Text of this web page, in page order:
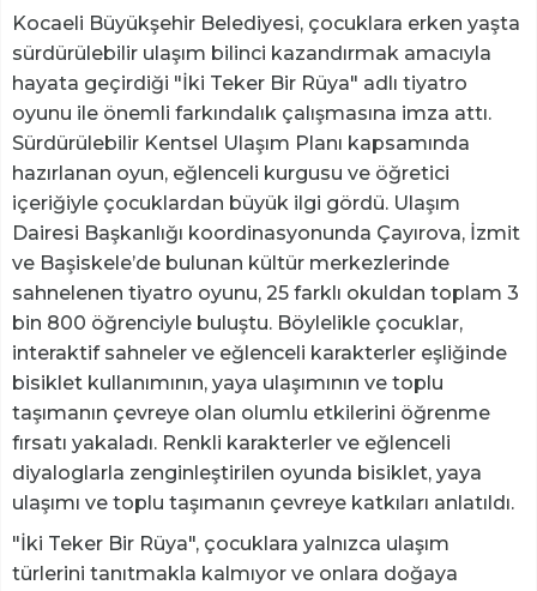
Kocaeli Büyükşehir Belediyesi, çocuklara erken yaşta
sürdürülebilir ulaşım bilinci kazandırmak amacıyla
hayata geçirdiği "İki Teker Bir Rüya" adlı tiyatro
oyunu ile önemli farkındalık çalışmasına imza attı.
Sürdürülebilir Kentsel Ulaşım Planı kapsamında
hazırlanan oyun, eğlenceli kurgusu ve öğretici
içeriğiyle çocuklardan büyük ilgi gördü. Ulaşım
Dairesi Başkanlığı koordinasyonunda Çayırova, İzmit
ve Başiskele’de bulunan kültür merkezlerinde
sahnelenen tiyatro oyunu, 25 farklı okuldan toplam 3
bin 800 öğrenciyle buluştu. Böylelikle çocuklar,
interaktif sahneler ve eğlenceli karakterler eşliğinde
bisiklet kullanımının, yaya ulaşımının ve toplu
taşımanın çevreye olan olumlu etkilerini öğrenme
fırsatı yakaladı. Renkli karakterler ve eğlenceli
diyaloglarla zenginleştirilen oyunda bisiklet, yaya
ulaşımı ve toplu taşımanın çevreye katkıları anlatıldı.
"İki Teker Bir Rüya", çocuklara yalnızca ulaşım
türlerini tanıtmakla kalmıyor ve onlara doğaya